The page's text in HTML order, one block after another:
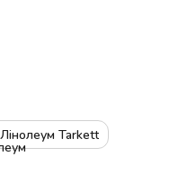
Лінолеум Tarkett